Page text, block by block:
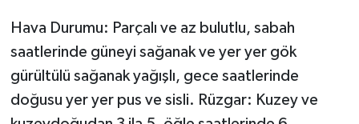
Hava Durumu: Parçalı ve az bulutlu, sabah
saatlerinde güneyi sağanak ve yer yer gök
gürültülü sağanak yağışlı, gece saatlerinde
doğusu yer yer pus ve sisli. Rüzgar: Kuzey ve